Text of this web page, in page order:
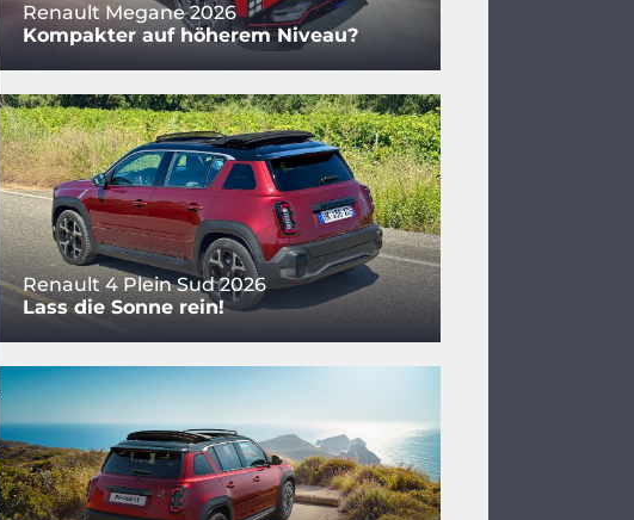
Renault Megane 2026
Kompakter auf höherem Niveau?
Renault 4 Plein Sud 2026
Lass die Sonne rein!